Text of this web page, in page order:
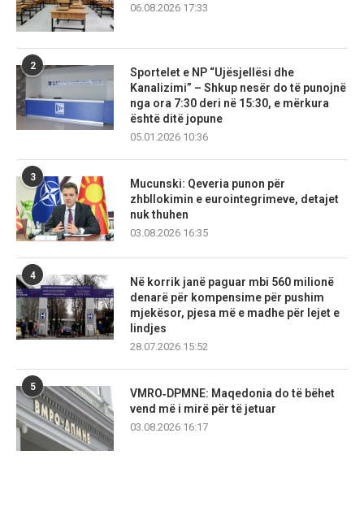
06.08.2026 17:33
2
Sportelet e NP “Ujësjellësi dhe
Kanalizimi” – Shkup nesër do të punojnë
nga ora 7:30 deri në 15:30, e mërkura
është ditë jopune
05.01.2026 10:36
3
Mucunski: Qeveria punon për
zhbllokimin e eurointegrimeve, detajet
nuk thuhen
03.08.2026 16:35
4
Në korrik janë paguar mbi 560 milionë
denarë për kompensime për pushim
mjekësor, pjesa më e madhe për lejet e
lindjes
28.07.2026 15:52
5
VMRO‑DPMNE: Maqedonia do të bëhet
vend më i mirë për të jetuar
03.08.2026 16:17